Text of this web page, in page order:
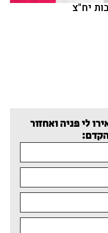
יח"צ
לי פניה ואחזור